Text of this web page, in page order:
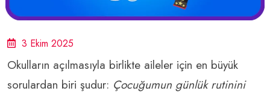
3 Ekim 2025
Okulların açılmasıyla birlikte aileler için en büyük
sorulardan biri şudur: Çocuğumun günlük rutinini